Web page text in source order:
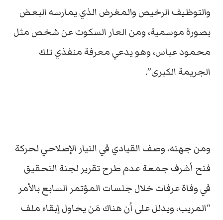
والتوظيف الرخيص والمغرض الذي يمارسه البعض
بصورة موسمية، ومن العار السكوت عن شخص مثل
محمود عباس، وهو يدعي معرفة منفذي تلك
الجريمة الكبرى”.
ومن جهته، وصف القيادي في التيار الإصلاحي لحركة
فتح أشرف جمعة عدم طرح تقرير لجنة التحقيق
في وفاة عرفات خلال جلسات المؤتمر السابع بالأمر
“المريب، ويدلل على أن هناك مَن يحاول إبقاء ملف